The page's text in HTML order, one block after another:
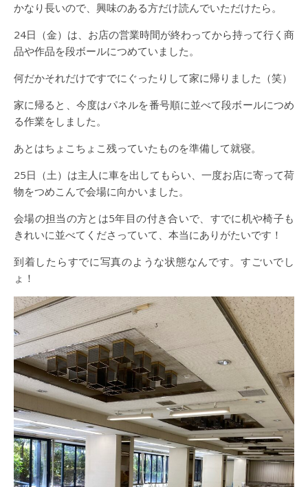
かなり長いので、興味のある方だけ読んでいただけたら。
24日（金）は、お店の営業時間が終わってから持って行く商
品や作品を段ボールにつめていました。
何だかそれだけですでにぐったりして家に帰りました（笑）
家に帰ると、今度はパネルを番号順に並べて段ボールにつめ
る作業をしました。
あとはちょこちょこ残っていたものを準備して就寝。
25日（土）は主人に車を出してもらい、一度お店に寄って荷
物をつめこんで会場に向かいました。
会場の担当の方とは5年目の付き合いで、すでに机や椅子も
きれいに並べてくださっていて、本当にありがたいです！
到着したらすでに写真のような状態なんです。すごいでし
ょ！